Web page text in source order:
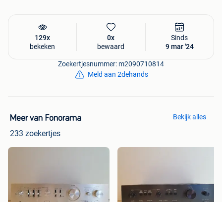
129x
bekeken
0x
bewaard
Sinds
9 mar '24
Zoekertjesnummer: m2090710814
Meld aan 2dehands
Meer van Fonorama
233 zoekertjes
Bekijk alles